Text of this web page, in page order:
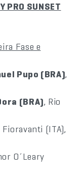
PRO SUNSET
Fase e
Pupo (BRA),
(BRA), Rio
(ITA),
O´Leary